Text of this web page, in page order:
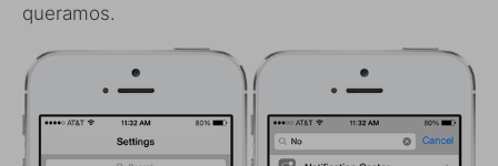
queramos.